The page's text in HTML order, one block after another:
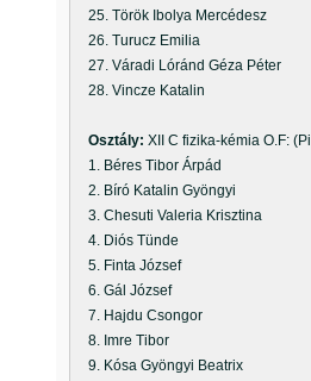
25. Török Ibolya Mercédesz
26. Turucz Emilia
27. Váradi Lóránd Géza Péter
28. Vincze Katalin
Osztály: XII C fizika-kémia O.F:
1. Béres Tibor Árpád
2. Bíró Katalin Gyöngyi
3. Chesuti Valeria Krisztina
4. Diós Tünde
5. Finta József
6. Gál József
7. Hajdu Csongor
8. Imre Tibor
9. Kósa Gyöngyi Beatrix